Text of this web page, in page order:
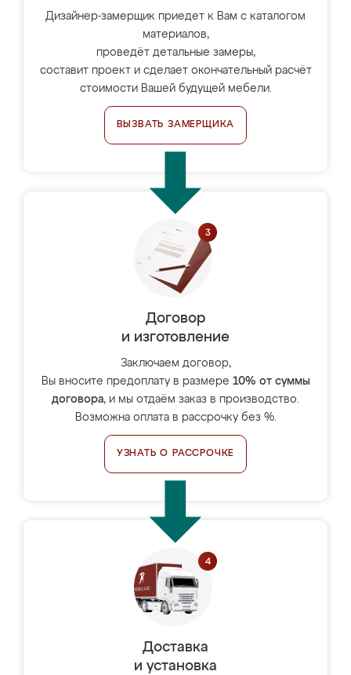
Дизайнер-замерщик приедет к Вам с каталогом
материалов,
проведёт детальные замеры,
составит проект и сделает окончательный расчёт
стоимости Вашей будущей мебели.
ВЫЗВАТЬ ЗАМЕРЩИКА
Договор
и изготовление
Заключаем договор,
Вы вносите предоплату в размере 10% от суммы
договора, и мы отдаём заказ в производство.
Возможна оплата в рассрочку без %.
УЗНАТЬ О РАССРОЧКЕ
Доставка
и установка